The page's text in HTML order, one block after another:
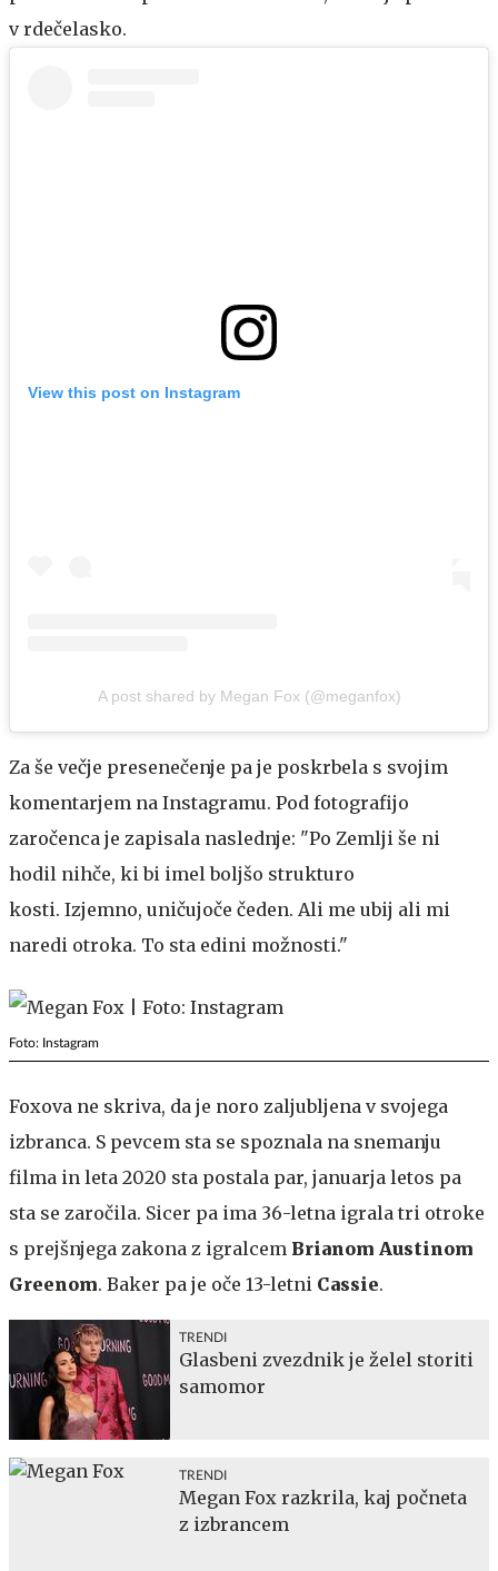
v rdečelasko.
View this post on Instagram
A post shared by Megan Fox (@meganfox)
Za še večje presenečenje pa je poskrbela s svojim
komentarjem na Instagramu. Pod fotografijo
zaročenca je zapisala naslednje: "Po Zemlji še ni
hodil nihče, ki bi imel boljšo strukturo
kosti. Izjemno, uničujoče čeden. Ali me ubij ali mi
naredi otroka. To sta edini možnosti."
Foto: Instagram
Foxova ne skriva, da je noro zaljubljena v svojega
izbranca. S pevcem sta se spoznala na snemanju
filma in leta 2020 sta postala par, januarja letos pa
sta se zaročila. Sicer pa ima 36-letna igrala tri otroke
s prejšnjega zakona z igralcem Brianom Austinom
Greenom. Baker pa je oče 13-letni Cassie.
TRENDI
Glasbeni zvezdnik je želel storiti
samomor
TRENDI
Megan Fox razkrila, kaj počneta
z izbrancem